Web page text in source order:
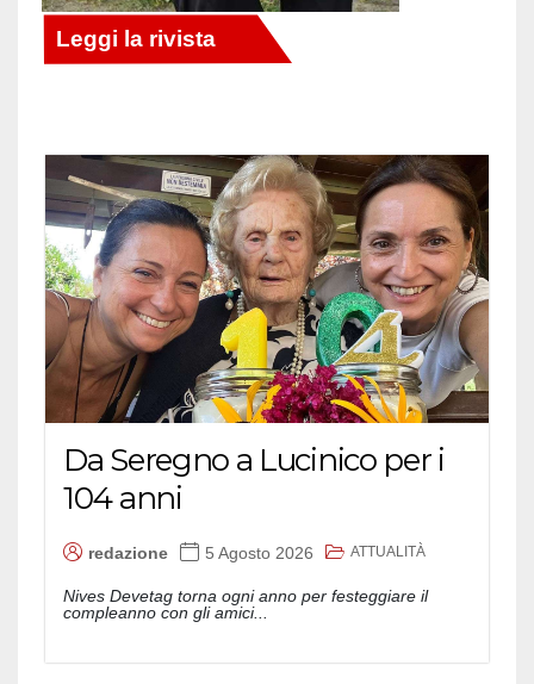
Da Seregno a Lucinico per i
104 anni
redazione 5 Agosto 2026 ATTUALITÀ
Nives Devetag torna ogni anno per festeggiare il
compleanno con gli amici...